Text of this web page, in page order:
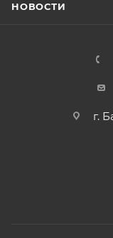
НОВОСТИ
г.